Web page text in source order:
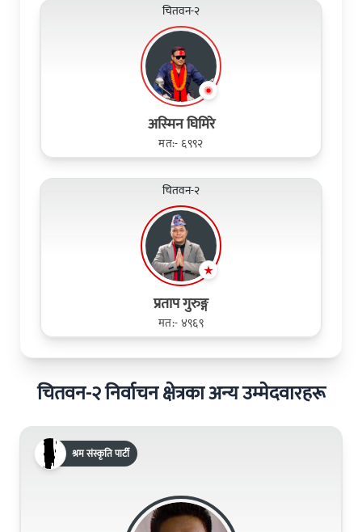
चितवन-२
अस्‍मिन घिमिरे
मत:- ६९९२
चितवन-२
प्रताप गुरुङ्ग
मत:- ४९६९
चितवन-२ निर्वाचन क्षेत्रका अन्य उम्मेदवारहरू
श्रम संस्कृति पार्टी